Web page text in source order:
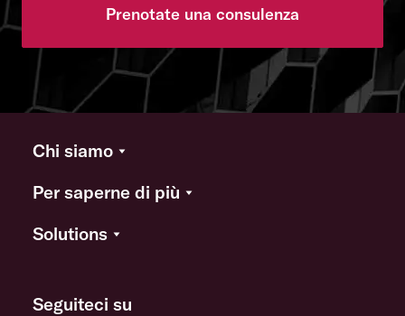
Prenotate una consulenza
Chi siamo
Per saperne di più
Solutions
Seguiteci su